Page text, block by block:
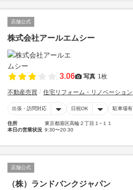
店舗公式
株式会社アールエムシー
3.06 写真 1枚
不動産売買 住宅リフォーム・リノベーション
出張・訪問対応 日祝OK 駐車場有
住所
東京都港区高輪２丁目１−１１
本日の営業状況 9:30〜20:30
店舗公式
（株）ランドバンクジャパン